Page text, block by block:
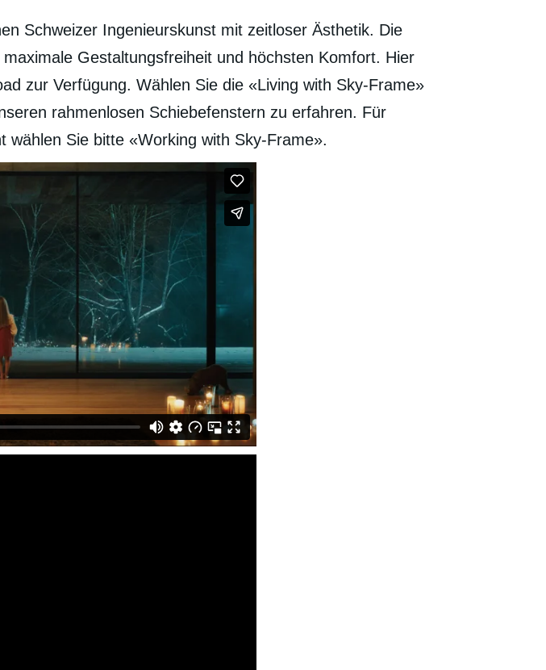
Schweizer Ingenieurskunst mit zeitloser Ästhetik. Die
Gestaltungsfreiheit und höchsten Komfort. Hier
zur Verfügung. Wählen Sie die «Living with Sky-Frame»
rahmenlosen Schiebefenstern zu erfahren. Für
wählen Sie bitte «Working with Sky-Frame».